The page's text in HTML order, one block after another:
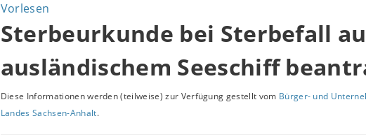
Vorlesen
Sterbeurkunde bei Sterbefall
ausländischem Seeschiff
Diese Informationen werden (teilweise) zur Verfügung gestellt vom Bürger- und
Landes Sachsen-Anhalt.